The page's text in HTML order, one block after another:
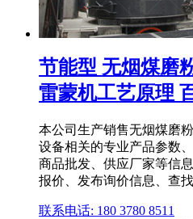
节能型 无烟煤磨
雷蒙机工艺原理
本公司生产销售无烟煤磨
设备相关的专业产品参数
商品批发、供应厂家等信
报价、发布询价信息、查找
联系电话: 180 3780 8511